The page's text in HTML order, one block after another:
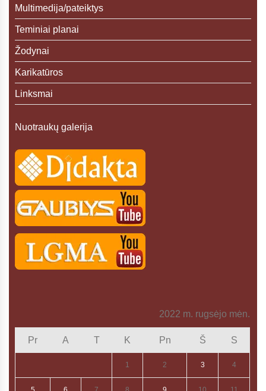
Multimedija/pateiktys
Teminiai planai
Žodynai
Karikatūros
Linksmai
Nuotraukų galerija
2022 m. rugsėjo mėn.
Pr A T K Pn Š S
1 2 3 4